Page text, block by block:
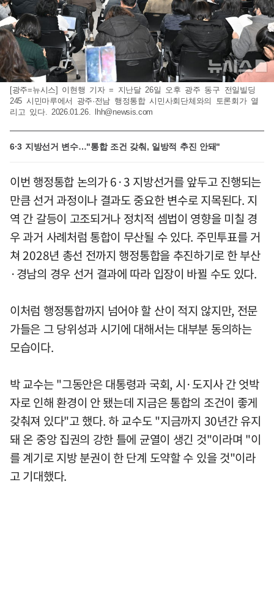
[광주=뉴시스] 이현행 기자 = 지난달 26일 오후 광주 동구 전일빌딩
245 시민마루에서 광주·전남 행정통합 시민사회단체와의 토론회가 열
리고 있다. 2026.01.26.
lhh@newsis.com
6·3 지방선거 변수…"통합 조건 갖춰, 일방적 추진 안돼"
이번 행정통합 논의가 6·3 지방선거를 앞두고 진행되는
만큼 선거 과정이나 결과도 중요한 변수로 지목된다. 지
역 간 갈등이 고조되거나 정치적 셈법이 영향을 미칠 경
우 과거 사례처럼 통합이 무산될 수 있다. 주민투표를 거
쳐 2028년 총선 전까지 행정통합을 추진하기로 한 부산
·경남의 경우 선거 결과에 따라 입장이 바뀔 수도 있다.
이처럼 행정통합까지 넘어야 할 산이 적지 않지만, 전문
가들은 그 당위성과 시기에 대해서는 대부분 동의하는
모습이다.
박 교수는 "그동안은 대통령과 국회, 시·도지사 간 엇박
자로 인해 환경이 안 됐는데 지금은 통합의 조건이 좋게
갖춰져 있다"고 했다. 하 교수도 "지금까지 30년간 유지
돼 온 중앙 집권의 강한 틀에 균열이 생긴 것"이라며 "이
를 계기로 지방 분권이 한 단계 도약할 수 있을 것"이라
고 기대했다.